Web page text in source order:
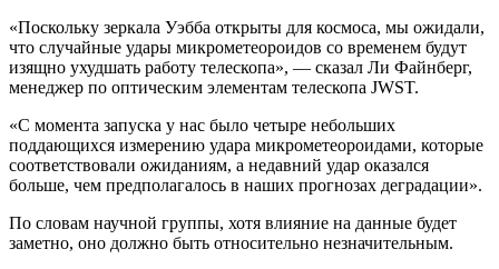
«Поскольку зеркала Уэбба открыты для космоса, мы ожидали,
что случайные удары микрометеороидов со временем будут
изящно ухудшать работу телескопа», — сказал Ли Файнберг,
менеджер по оптическим элементам телескопа JWST.
«С момента запуска у нас было четыре небольших
поддающихся измерению удара микрометеороидами, которые
соответствовали ожиданиям, а недавний удар оказался
больше, чем предполагалось в наших прогнозах деградации».
По словам научной группы, хотя влияние на данные будет
заметно, оно должно быть относительно незначительным.